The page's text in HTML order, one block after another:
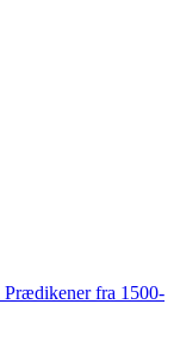
Prædikener fra 1500-